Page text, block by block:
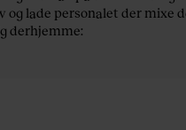
og lade personalet der mixe
derhjemme: